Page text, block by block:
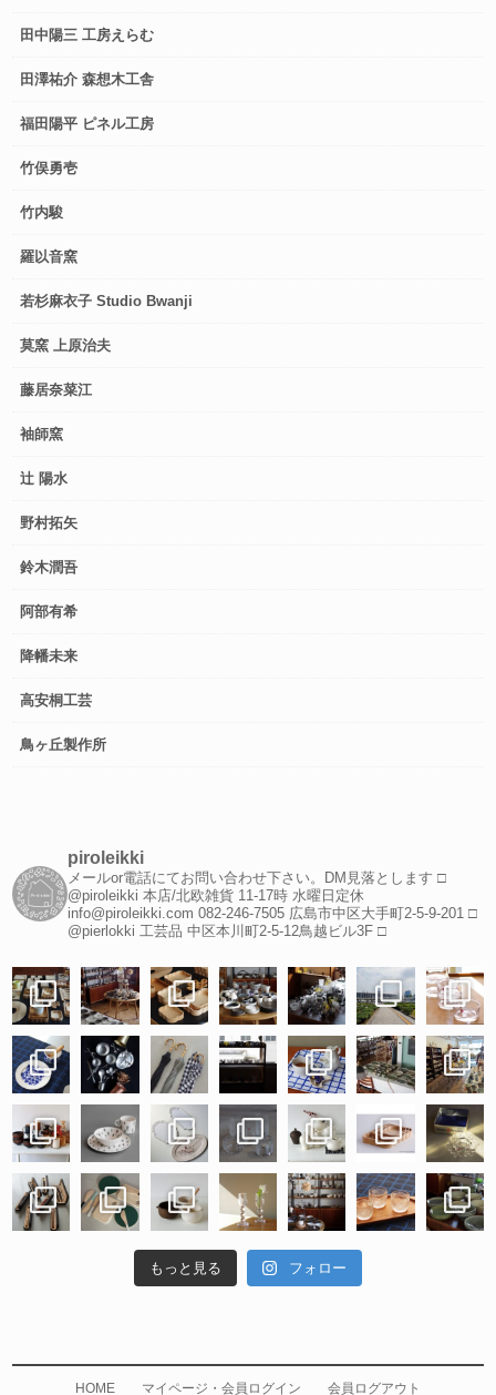
田中陽三 工房えらむ
田澤祐介 森想木工舎
福田陽平 ピネル工房
竹俣勇壱
竹内駿
羅以音窯
若杉麻衣子 Studio Bwanji
莫窯 上原治夫
藤居奈菜江
袖師窯
辻 陽水
野村拓矢
鈴木潤吾
阿部有希
降幡未来
高安桐工芸
鳥ヶ丘製作所
piroleikki
メールor電話にてお問い合わせ下さい。DM見落とします □
@piroleikki 本店/北欧雑貨 11-17時 水曜日定休
info@piroleikki.com 082-246-7505 広島市中区大手町2-5-9-201 □
@pierlokki 工芸品 中区本川町2-5-12鳥越ビル3F □
もっと見る フォロー
HOME マイページ・会員ログイン 会員ログアウト